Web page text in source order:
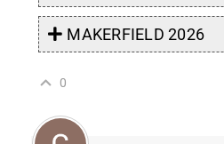
MAKERFIELD 2026
0